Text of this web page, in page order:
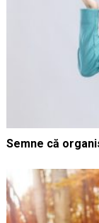
Semne că